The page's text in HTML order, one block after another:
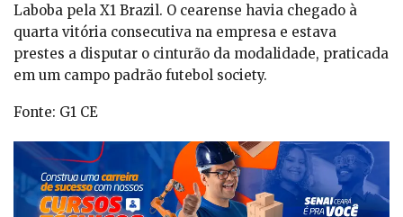
Laboba pela X1 Brazil. O cearense havia chegado à
quarta vitória consecutiva na empresa e estava
prestes a disputar o cinturão da modalidade, praticada
em um campo padrão futebol society.
Fonte: G1 CE